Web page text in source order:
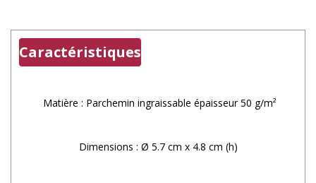
Caractéristiques
Matière : Parchemin ingraissable épaisseur 50 g/m²
Dimensions : Ø 5.7 cm x 4.8 cm (h)